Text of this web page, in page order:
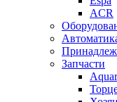
ACR
Запчасти